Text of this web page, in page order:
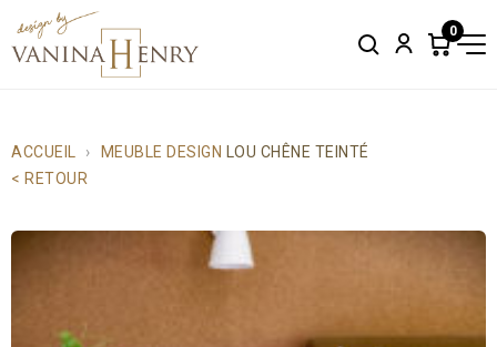
SearchAccount
0
Items
ACCUEIL MEUBLE DESIGN
LOU CHÊNE TEINTÉ
< RETOUR